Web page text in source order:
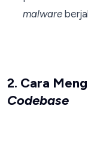
malware
2. Cara
Codebase